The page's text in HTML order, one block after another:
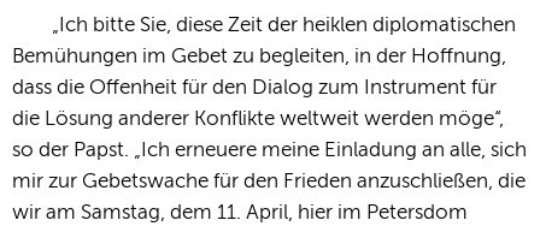
„Ich bitte Sie, diese Zeit der heiklen diplomatischen
Bemühungen im Gebet zu begleiten, in der Hoffnung,
dass die Offenheit für den Dialog zum Instrument für
die Lösung anderer Konflikte weltweit werden möge“,
so der Papst. „Ich erneuere meine Einladung an alle, sich
mir zur Gebetswache für den Frieden anzuschließen, die
wir am Samstag, dem 11. April, hier im Petersdom